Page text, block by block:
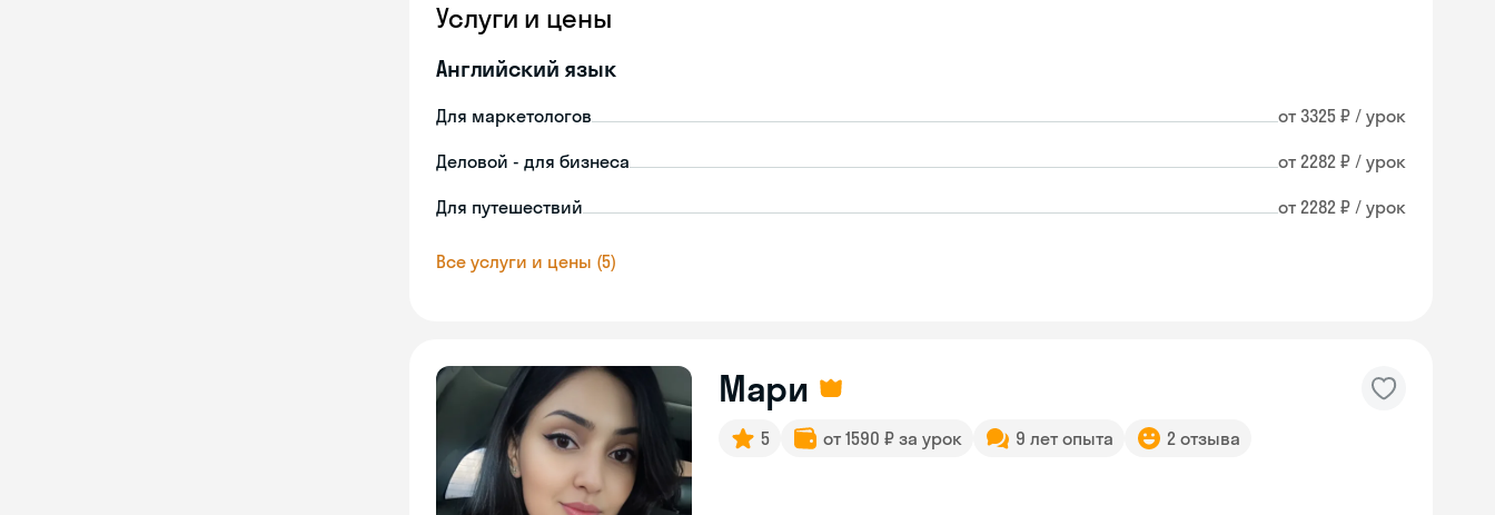
Услуги и цены
Английский язык
Для маркетологов от 3325 ₽ / урок
Деловой - для бизнеса от 2282 ₽ / урок
Для путешествий от 2282 ₽ / урок
Все услуги и цены (5)
Мари
5 от 1590 ₽ за урок 9 лет опыта 2 отзыва